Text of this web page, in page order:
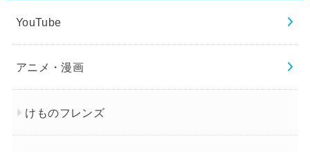
YouTube
アニメ・漫画
けものフレンズ